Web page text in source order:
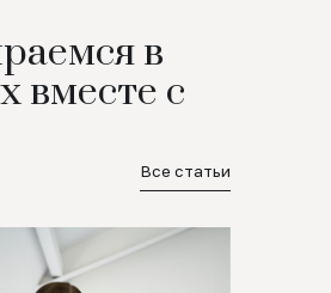
в
вместе с
Все статьи